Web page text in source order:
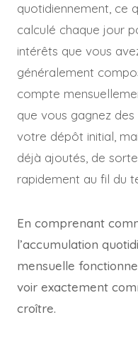
quotidiennement, ce
calculé chaque jour
intérêts que vous
généralement
compte
que vous gagnez
votre dépôt initial,
déjà ajoutés, de
rapidement au fil du
En comprenant
l’accumulation
mensuelle
voir exactement
croître.